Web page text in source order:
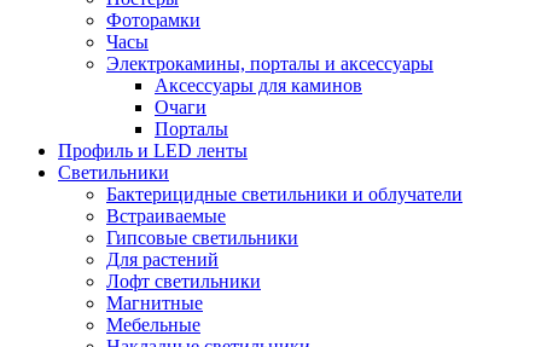
Фоторамки
Часы
Электрокамины, порталы и аксессуары
Аксессуары для каминов
Очаги
Порталы
Профиль и LED ленты
Светильники
Бактерицидные светильники и облучатели
Встраиваемые
Гипсовые светильники
Для растений
Лофт светильники
Магнитные
Мебельные